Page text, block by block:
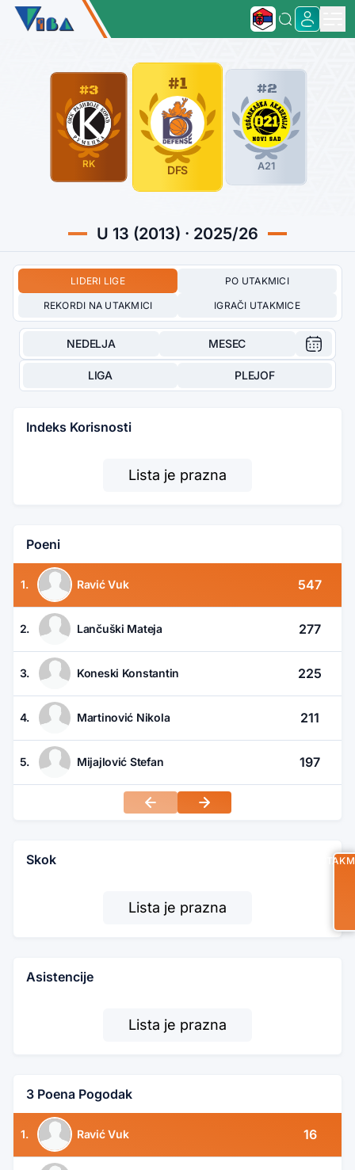
#3
RK
#1
DFS
#2
A21
U 13 (2013) · 2025/26
LIDERI LIGE PO UTAKMICI
REKORDI NA UTAKMICI IGRAČI UTAKMICE
NEDELJA MESEC
LIGA PLEJOF
Indeks Korisnosti
Lista je prazna
Poeni
1. Ravić Vuk 547
2. Lančuški Mateja 277
3. Koneski Konstantin 225
4. Martinović Nikola 211
5. Mijajlović Stefan 197
Skok
Lista je prazna
Asistencije
Lista je prazna
3 Poena Pogodak
1. Ravić Vuk 16